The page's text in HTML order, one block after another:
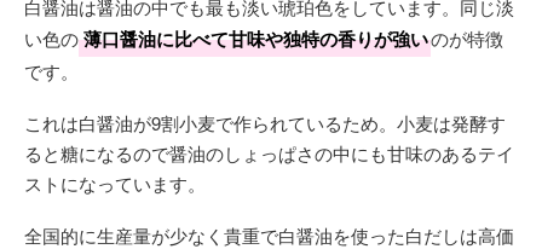
白醤油は醤油の中でも最も淡い琥珀色をしています。同じ淡
い色の薄口醤油に比べて甘味や独特の香りが強いのが特徴
です。
これは白醤油が9割小麦で作られているため。小麦は発酵す
ると糖になるので醤油のしょっぱさの中にも甘味のあるテイ
ストになっています。
全国的に生産量が少なく貴重で白醤油を使った白だしは高価